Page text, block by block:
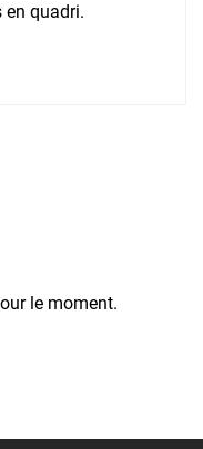
en quadri.
le moment.